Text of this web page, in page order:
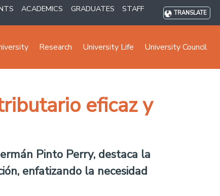
ACADEMICS GRADUATES STAFF TRANSLATE
Research University Life University Council
eficaz y
Pinto Perry, destaca la
enfatizando la necesidad